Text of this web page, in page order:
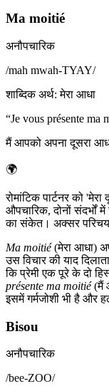
Ma moitié
अनौपचारिक
/mah mwah-TYAY/
शाब्दिक अर्थ: मेरा आधा
“Je vous présente ma
मैं आपको अपना दूसरा
🌍
रोमांटिक पार्टनर को
औपचारिक, दोनों संदर्भों
का संकेत। अक्सर परिचय
Ma moitié(मेरा आधा)
उस विचार की याद
कि प्रेमी एक पूरे के दो
présente ma moitié(मैं
इसमें गर्मजोशी भी है और
Bisou
अनौपचारिक
/bee-ZOO/